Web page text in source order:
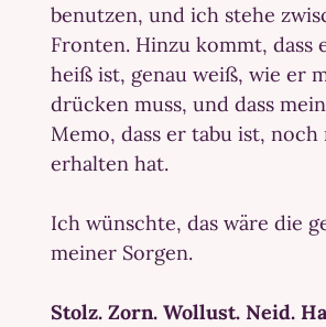
benutzen, und ich stehe
Fronten. Hinzu kommt, dass
heiß ist, genau weiß, wie er
drücken muss, und dass
Memo, dass er tabu ist,
erhalten hat.
Ich wünschte, das wäre die
meiner Sorgen.
Stolz. Zorn. Wollust. Neid.